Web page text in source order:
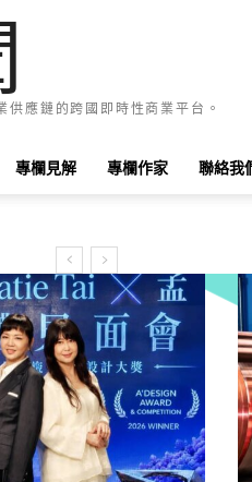
應鏈的跨國即時性商業平台。
專欄見解 專欄作家 聯絡我